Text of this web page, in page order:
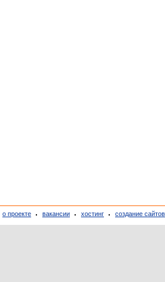
о проекте вакансии хостинг создание сайтов